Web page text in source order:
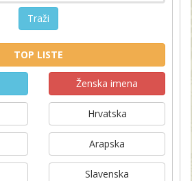
Traži
TOP LISTE
Ženska imena
Hrvatska
Arapska
Slavenska